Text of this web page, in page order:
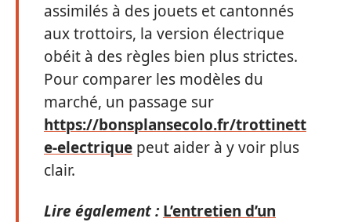
assimilés à des jouets et cantonnés
aux trottoirs, la version électrique
obéit à des règles bien plus strictes.
Pour comparer les modèles du
marché, un passage sur
https://bonsplansecolo.fr/trottinett
e-electrique peut aider à y voir plus
clair.
Lire également : L’entretien d’un